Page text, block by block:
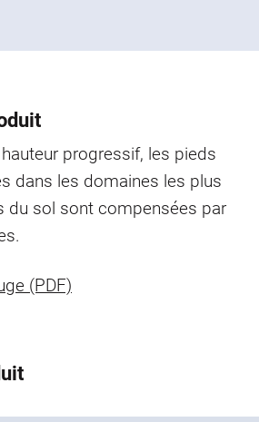
progressif, les pieds
dans les domaines les plus
du sol sont compensées par
(PDF)